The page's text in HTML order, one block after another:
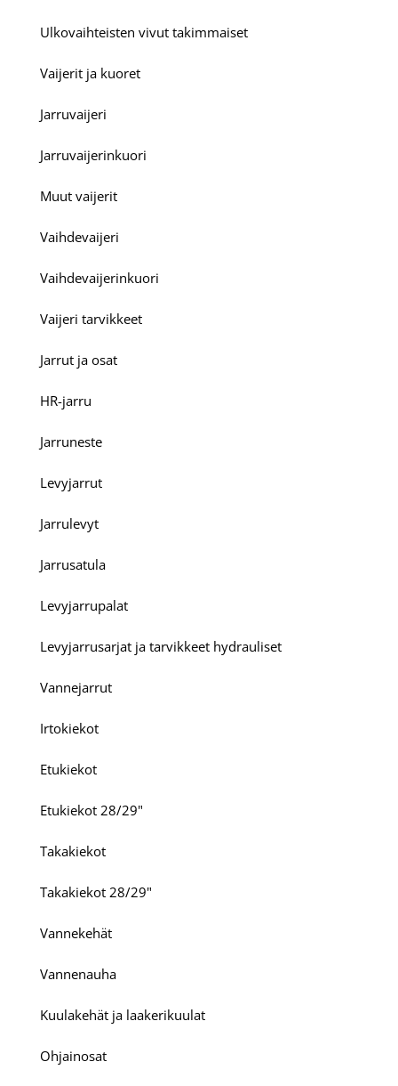
Ulkovaihteisten vivut takimmaiset
Vaijerit ja kuoret
Jarruvaijeri
Jarruvaijerinkuori
Muut vaijerit
Vaihdevaijeri
Vaihdevaijerinkuori
Vaijeri tarvikkeet
Jarrut ja osat
HR-jarru
Jarruneste
Levyjarrut
Jarrulevyt
Jarrusatula
Levyjarrupalat
Levyjarrusarjat ja tarvikkeet hydrauliset
Vannejarrut
Irtokiekot
Etukiekot
Etukiekot 28/29"
Takakiekot
Takakiekot 28/29"
Vannekehät
Vannenauha
Kuulakehät ja laakerikuulat
Ohjainosat